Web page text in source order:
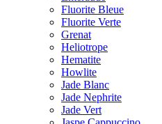
Fluorite Bleue
Fluorite Verte
Grenat
Heliotrope
Hematite
Howlite
Jade Blanc
Jade Nephrite
Jade Vert